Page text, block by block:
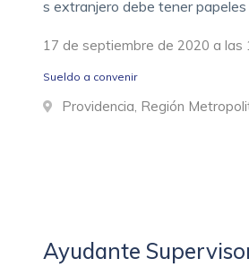
s extranjero debe tener papeles
17 de septiembre de 2020 a las
Sueldo a convenir
Providencia, Región
Ayudante